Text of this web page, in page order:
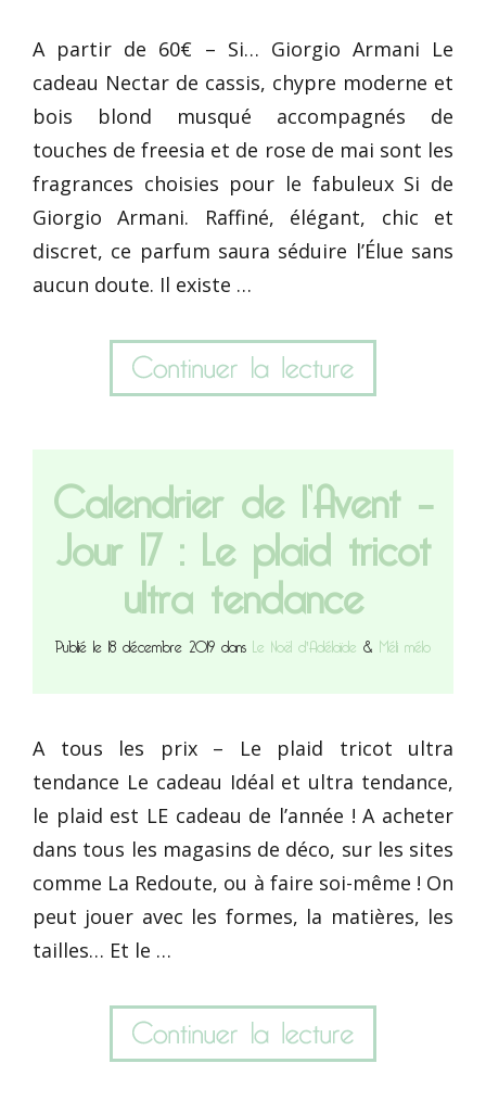
A partir de 60€ – Si… Giorgio Armani Le
cadeau Nectar de cassis, chypre moderne et
bois blond musqué accompagnés de
touches de freesia et de rose de mai sont les
fragrances choisies pour le fabuleux Si de
Giorgio Armani. Raffiné, élégant, chic et
discret, ce parfum saura séduire l’Élue sans
aucun doute. Il existe …
Calendrier de l’Avent –
Jour 17 : Le plaid tricot
ultra tendance
Publié le 18 décembre 2019 dansLe Noël d'Adélaïde & Méli mélo
A tous les prix – Le plaid tricot ultra
tendance Le cadeau Idéal et ultra tendance,
le plaid est LE cadeau de l’année ! A acheter
dans tous les magasins de déco, sur les sites
comme La Redoute, ou à faire soi-même ! On
peut jouer avec les formes, la matières, les
tailles… Et le …